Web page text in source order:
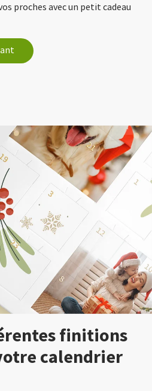
proches avec un petit cadeau
finitions
calendrier